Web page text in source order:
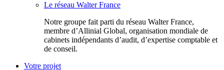
Le réseau Walter France
Notr​e groupe fait parti du réseau Walter France,
membre d’Allinial Global, organisation mondiale de
cabinets indépendants d’audit, d’expertise comptable et
de conseil.
Votre projet